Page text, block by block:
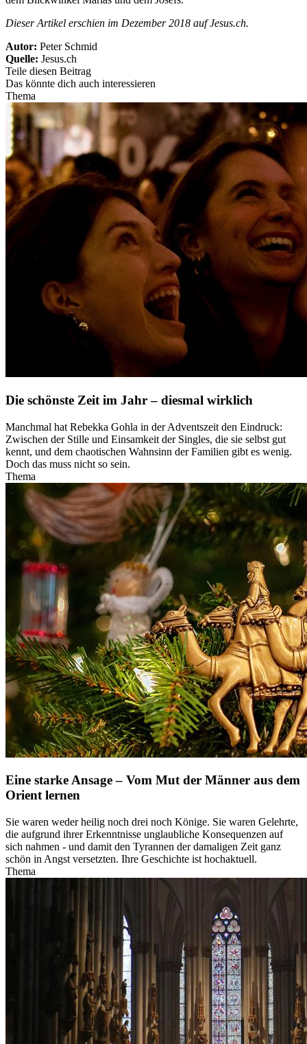
Dieser Artikel erschien im Dezember 2018 auf Jesus.ch.
Autor: Peter Schmid
Quelle: Jesus.ch
Teile diesen Beitrag
Das könnte dich auch interessieren
Thema
Die schönste Zeit im Jahr – diesmal wirklich
Manchmal hat Rebekka Gohla in der Adventszeit den Eindruck:
Zwischen der Stille und Einsamkeit der Singles, die sie selbst gut
kennt, und dem chaotischen Wahnsinn der Familien gibt es wenig.
Doch das muss nicht so sein.
Thema
Eine starke Ansage – Vom Mut der Männer aus dem
Orient lernen
Sie waren weder heilig noch drei noch Könige. Sie waren Gelehrte,
die aufgrund ihrer Erkenntnisse unglaubliche Konsequenzen auf
sich nahmen - und damit den Tyrannen der damaligen Zeit ganz
schön in Angst versetzten. Ihre Geschichte ist hochaktuell.
Thema